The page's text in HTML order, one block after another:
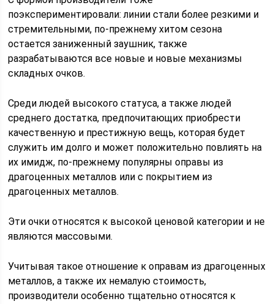
поэкспериментировали: линии стали более резкими и
стремительными, по-прежнему хитом сезона
остается заниженный заушник, также
разрабатываются все новые и новые механизмы
складных очков.
Среди людей высокого статуса, а также людей
среднего достатка, предпочитающих приобрести
качественную и престижную вещь, которая будет
служить им долго и может положительно повлиять на
их имидж, по-прежнему популярны оправы из
драгоценных металлов или с покрытием из
драгоценных металлов.
Эти очки относятся к высокой ценовой категории и не
являются массовыми.
Учитывая такое отношение к оправам из драгоценных
металлов, а также их немалую стоимость,
производители особенно тщательно относятся к